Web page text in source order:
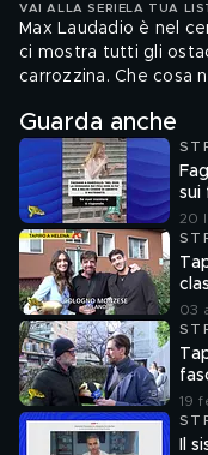
VAI ALLA SERIE LA TUA
Max Laudadio è nel
ci mostra tutti gli
carrozzina. Che cosa
Guarda anche
sui
20
03
19
Il